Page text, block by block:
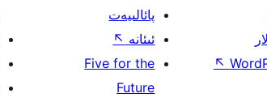
↖
پائالىيەت
ئىئانە ↖
Five for the
Future